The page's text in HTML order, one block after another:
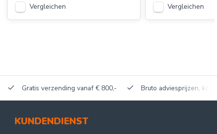
Vergleichen Vergleichen
Gratis verzending vanaf € 800,- Bruto adviesprijzen,
KUNDENDIENST